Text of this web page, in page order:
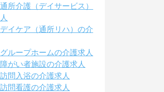
所介護（デイサービス）
イケア（通所リハ）の介
ループホームの介護求人
がい者施設の介護求人
問入浴の介護求人
問看護の介護求人